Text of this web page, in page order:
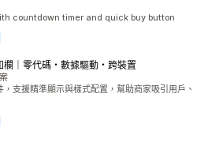
countdown timer and quick buy button
｜零代碼・數據驅動・跨裝置
支援精準顯示與樣式配置，幫助商家吸引用戶、